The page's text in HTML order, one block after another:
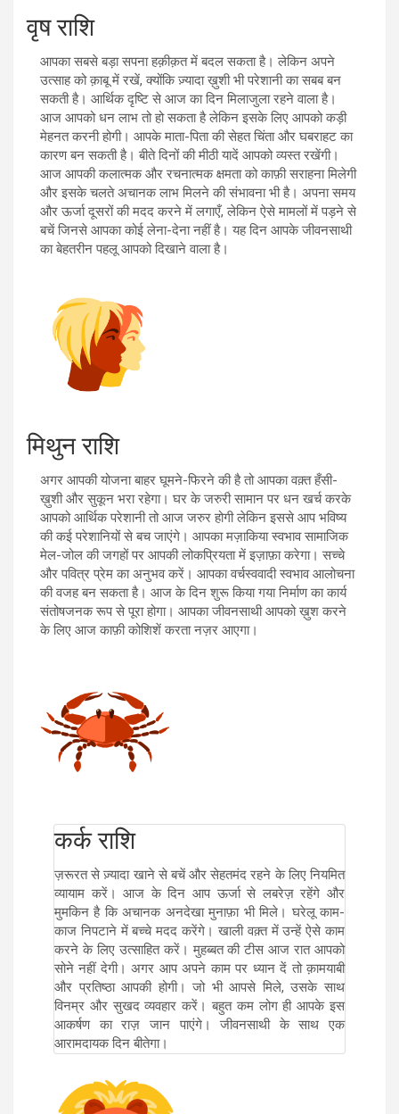
वृष राशि
आपका सबसे बड़ा सपना हक़ीक़त में बदल सकता है। लेकिन अपने
उत्साह को क़ाबू में रखें, क्योंकि ज़्यादा ख़ुशी भी परेशानी का सबब बन
सकती है। आर्थिक दृष्टि से आज का दिन मिलाजुला रहने वाला है।
आज आपको धन लाभ तो हो सकता है लेकिन इसके लिए आपको कड़ी
मेहनत करनी होगी। आपके माता-पिता की सेहत चिंता और घबराहट का
कारण बन सकती है। बीते दिनों की मीठी यादें आपको व्यस्त रखेंगी।
आज आपकी कलात्मक और रचनात्मक क्षमता को काफ़ी सराहना मिलेगी
और इसके चलते अचानक लाभ मिलने की संभावना भी है। अपना समय
और ऊर्जा दूसरों की मदद करने में लगाएँ, लेकिन ऐसे मामलों में पड़ने से
बचें जिनसे आपका कोई लेना-देना नहीं है। यह दिन आपके जीवनसाथी
का बेहतरीन पहलू आपको दिखाने वाला है।
मिथुन राशि
अगर आपकी योजना बाहर घूमने-फिरने की है तो आपका वक़्त हँसी-
ख़ुशी और सुकून भरा रहेगा। घर के जरुरी सामान पर धन खर्च करके
आपको आर्थिक परेशानी तो आज जरुर होगी लेकिन इससे आप भविष्य
की कई परेशानियों से बच जाएंगे। आपका मज़ाकिया स्वभाव सामाजिक
मेल-जोल की जगहों पर आपकी लोकप्रियता में इज़ाफ़ा करेगा। सच्चे
और पवित्र प्रेम का अनुभव करें। आपका वर्चस्ववादी स्वभाव आलोचना
की वजह बन सकता है। आज के दिन शुरू किया गया निर्माण का कार्य
संतोषजनक रूप से पूरा होगा। आपका जीवनसाथी आपको ख़ुश करने
के लिए आज काफ़ी कोशिशें करता नज़र आएगा।
कर्क राशि
ज़रूरत से ज़्यादा खाने से बचें और सेहतमंद रहने के लिए नियमित
व्यायाम करें। आज के दिन आप ऊर्जा से लबरेज़ रहेंगे और
मुमकिन है कि अचानक अनदेखा मुनाफ़ा भी मिले। घरेलू काम-
काज निपटाने में बच्चे मदद करेंगे। खाली वक़्त में उन्हें ऐसे काम
करने के लिए उत्साहित करें। मुहब्बत की टीस आज रात आपको
सोने नहीं देगी। अगर आप अपने काम पर ध्यान दें तो क़ामयाबी
और प्रतिष्ठा आपकी होगी। जो भी आपसे मिले, उसके साथ
विनम्र और सुखद व्यवहार करें। बहुत कम लोग ही आपके इस
आकर्षण का राज़ जान पाएंगे। जीवनसाथी के साथ एक
आरामदायक दिन बीतेगा।